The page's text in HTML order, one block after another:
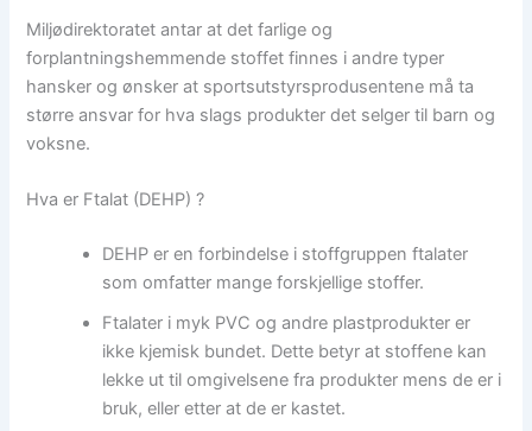
Miljødirektoratet antar at det farlige og
forplantningshemmende stoffet finnes i andre typer
hansker og ønsker at sportsutstyrsprodusentene må ta
større ansvar for hva slags produkter det selger til barn og
voksne.
Hva er Ftalat (DEHP) ?
DEHP er en forbindelse i stoffgruppen ftalater
som omfatter mange forskjellige stoffer.
Ftalater i myk PVC og andre plastprodukter er
ikke kjemisk bundet. Dette betyr at stoffene kan
lekke ut til omgivelsene fra produkter mens de er i
bruk, eller etter at de er kastet.